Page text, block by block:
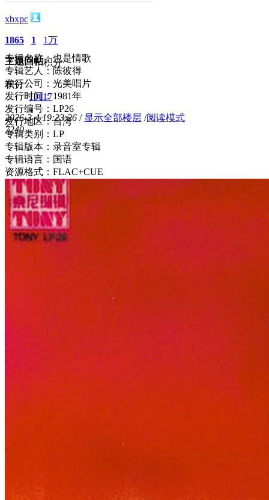
xbxpc
1865
主题
1
回帖
1万
积分
积分
10117
2026-3-4 19:23:26 / 显示全部楼层 /阅读模式
7240
专辑名称：也是情歌
专辑艺人：陈彼得
发行公司：光美唱片
发行时间：1981年
发行编号：LP26
发行地区：台湾
专辑类别：LP
专辑版本：录音室专辑
专辑语言：国语
资源格式：FLAC+CUE